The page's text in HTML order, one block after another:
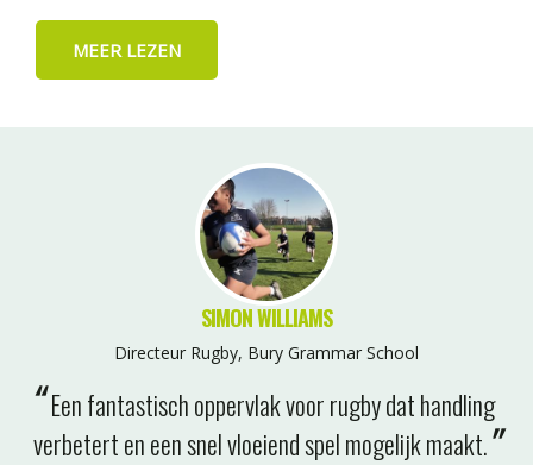
MEER LEZEN
SIMON WILLIAMS
Directeur Rugby, Bury Grammar School
Een fantastisch oppervlak voor rugby dat handling
verbetert en een snel vloeiend spel mogelijk maakt.